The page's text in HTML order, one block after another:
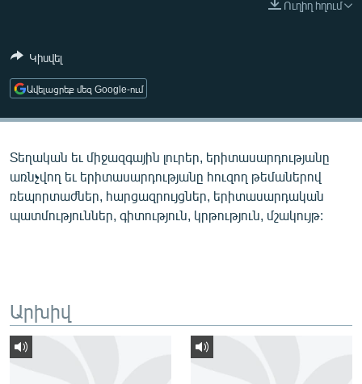
ՄԵԿՆԱԲԱՆՈՒԹՅՈՒՆ
ԿՈՐՈՆԱՎԻՐՈՒՍ
ԱՐԽԻՎ
ՏԵՍԱՆՅՈՒԹԵՐ
ՓՈԴՔԱՍԹ
Հայերեն
Ուղիղ հղում
Կիսվել
Ավելացրեք մեզ Google-ում
Տեղական եւ միջազգային լուրեր, երիտասարդությանը
առնչվող եւ երիտասարդությանը հուզող թեմաներով
ռեպորտաժներ, հարցազրույցներ, երիտասարդական
պատմություններ, գիտություն, կրթություն, մշակույթ:
Արխիվ